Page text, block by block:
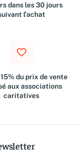
dans les 30 jours
l'achat
du prix de vente
aux associations
caritatives